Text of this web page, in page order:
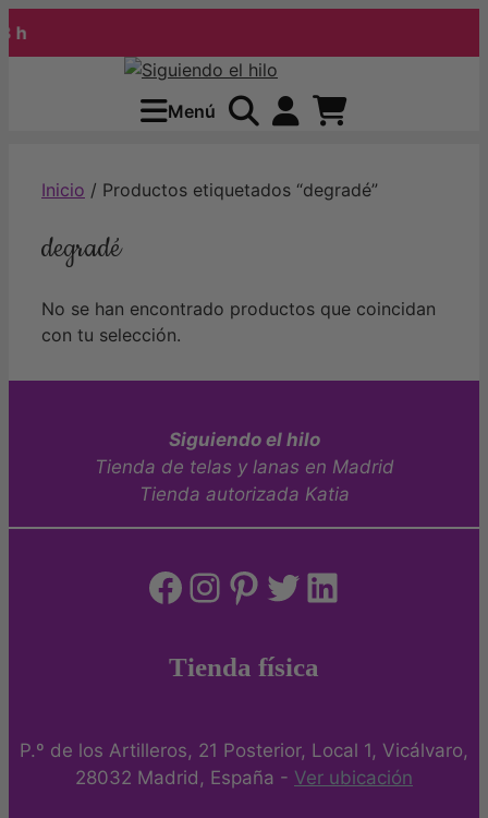
Menú
Inicio / Productos etiquetados “degradé”
degradé
No se han encontrado productos que coincidan
con tu selección.
Siguiendo el hilo
Tienda de telas y lanas en Madrid
Tienda autorizada Katia
Facebook
Instagram
Pinterest
Twitter
LinkedIn
Tienda física
P.º de los Artilleros, 21 Posterior, Local 1, Vicálvaro,
28032 Madrid, España - Ver ubicación